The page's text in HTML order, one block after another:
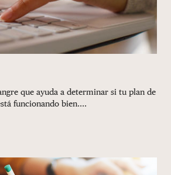
que ayuda a determinar si tu plan de
funcionando bien....